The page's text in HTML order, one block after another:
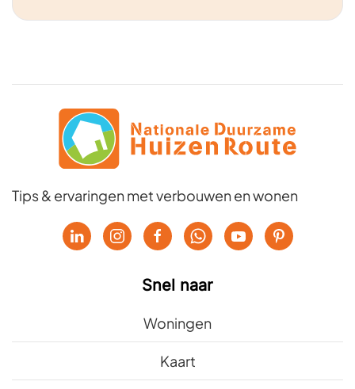
Tips & ervaringen met verbouwen en wonen
Snel naar
Woningen
Kaart